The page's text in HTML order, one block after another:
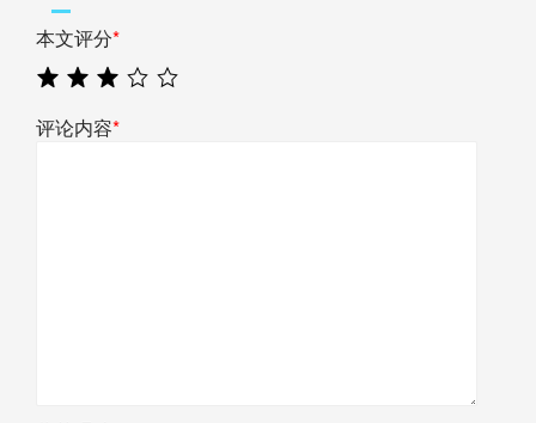
本文评分*
评论内容*